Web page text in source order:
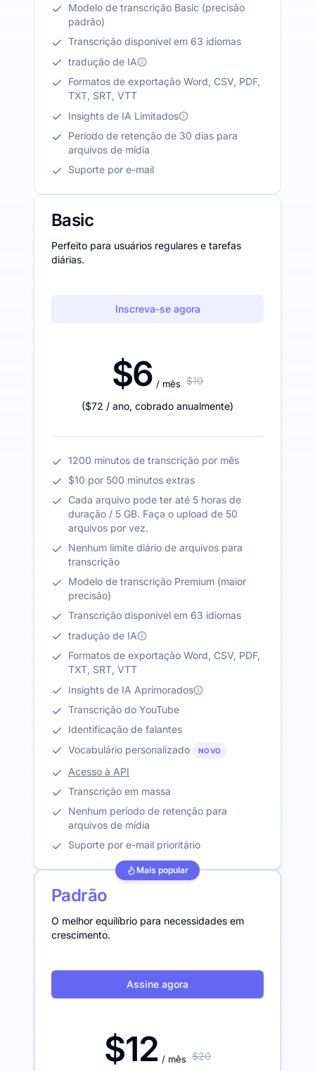
Modelo de transcrição Basic (precisão
padrão)
Transcrição disponível em 63 idiomas
tradução de IA
Formatos de exportação Word, CSV, PDF,
TXT, SRT, VTT
Insights de IA Limitados
Período de retenção de 30 dias para
arquivos de mídia
Suporte por e-mail
Basic
Perfeito para usuários regulares e tarefas
diárias.
Inscreva-se agora
$6 / mês $10
($72 / ano, cobrado anualmente)
1200 minutos de transcrição por mês
$10 por 500 minutos extras
Cada arquivo pode ter até 5 horas de
duração / 5 GB. Faça o upload de 50
arquivos por vez.
Nenhum limite diário de arquivos para
transcrição
Modelo de transcrição Premium (maior
precisão)
Transcrição disponível em 63 idiomas
tradução de IA
Formatos de exportação Word, CSV, PDF,
TXT, SRT, VTT
Insights de IA Aprimorados
Transcrição do YouTube
Identificação de falantes
Vocabulário personalizado
NOVO
Acesso à API
Transcrição em massa
Nenhum período de retenção para
arquivos de mídia
Suporte por e-mail prioritário
Mais popular
Padrão
O melhor equilíbrio para necessidades em
crescimento.
Assine agora
$12 / mês $20